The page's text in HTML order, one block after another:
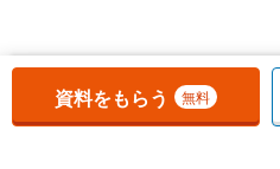
お気に入りに追加しました。
資料をもらう 無料